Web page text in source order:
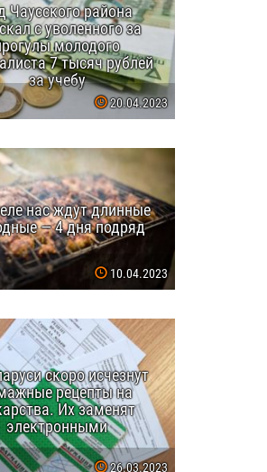
Чаусского района
с уволенного за
молодого
7 тысяч рублей
за учебу
20.04.2023
нас ждут длинные
— 4 дня подряд
10.04.2023
скоро исчезнут
рецепты на
Их заменят
электронными
26.03.2023